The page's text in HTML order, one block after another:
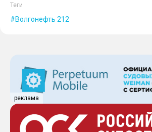
Теги
Волгонефть 212
реклама